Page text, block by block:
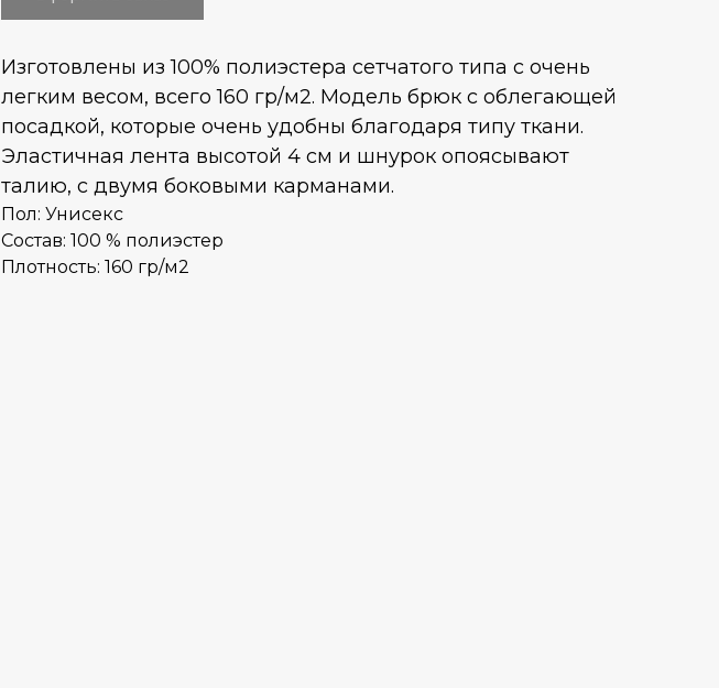
Изготовлены из 100% полиэстера сетчатого типа с очень
легким весом, всего 160 гр/м2. Модель брюк с облегающей
посадкой, которые очень удобны благодаря типу ткани.
Эластичная лента высотой 4 см и шнурок опоясывают
талию, с двумя боковыми карманами.
Пол: Унисекс
Состав: 100 % полиэстер
Плотность: 160 гр/м2